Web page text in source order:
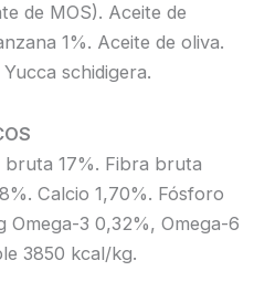
de MOS). Aceite de
1%. Aceite de oliva.
schidigera.
17%. Fibra bruta
Calcio 1,70%. Fósforo
Omega-3 0,32%, Omega-6
3850 kcal/kg.